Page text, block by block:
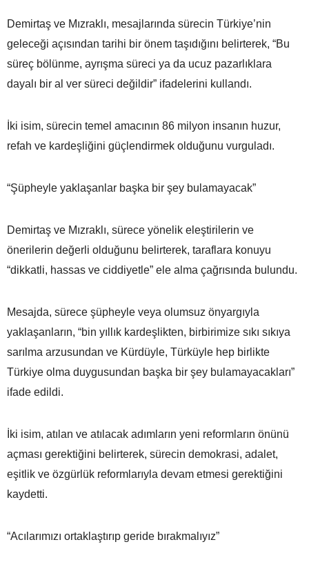
Demirtaş ve Mızraklı, mesajlarında sürecin Türkiye’nin
geleceği açısından tarihi bir önem taşıdığını belirterek, “Bu
süreç bölünme, ayrışma süreci ya da ucuz pazarlıklara
dayalı bir al ver süreci değildir” ifadelerini kullandı.
İki isim, sürecin temel amacının 86 milyon insanın huzur,
refah ve kardeşliğini güçlendirmek olduğunu vurguladı.
“Şüpheyle yaklaşanlar başka bir şey bulamayacak”
Demirtaş ve Mızraklı, sürece yönelik eleştirilerin ve
önerilerin değerli olduğunu belirterek, taraflara konuyu
“dikkatli, hassas ve ciddiyetle” ele alma çağrısında bulundu.
Mesajda, sürece şüpheyle veya olumsuz önyargıyla
yaklaşanların, “bin yıllık kardeşlikten, birbirimize sıkı sıkıya
sarılma arzusundan ve Kürdüyle, Türküyle hep birlikte
Türkiye olma duygusundan başka bir şey bulamayacakları”
ifade edildi.
İki isim, atılan ve atılacak adımların yeni reformların önünü
açması gerektiğini belirterek, sürecin demokrasi, adalet,
eşitlik ve özgürlük reformlarıyla devam etmesi gerektiğini
kaydetti.
“Acılarımızı ortaklaştırıp geride bırakmalıyız”